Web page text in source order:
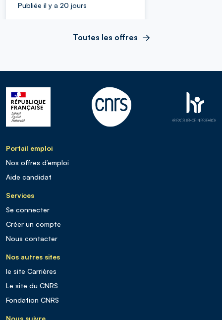
Publiée il y a 20 jours
Toutes les offres
Portail emploi
Nos offres d’emploi
Aide candidat
Services
Se connecter
Créer un compte
Nous contacter
Nos autres sites
le site Carrières
Le site du CNRS
Fondation CNRS
Nous suivre